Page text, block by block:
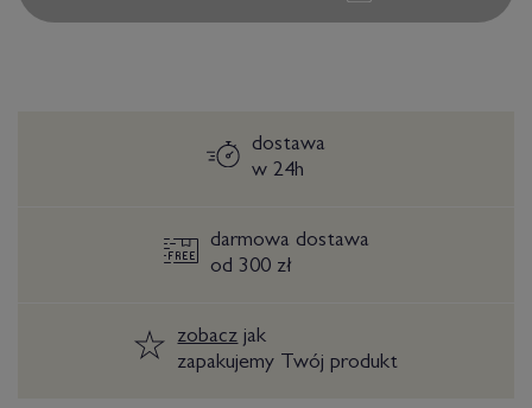
dostawa
w 24h
darmowa dostawa
od 300 zł
zobaczjak
zapakujemy Twój produkt